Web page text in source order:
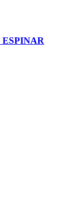
ESPINAR